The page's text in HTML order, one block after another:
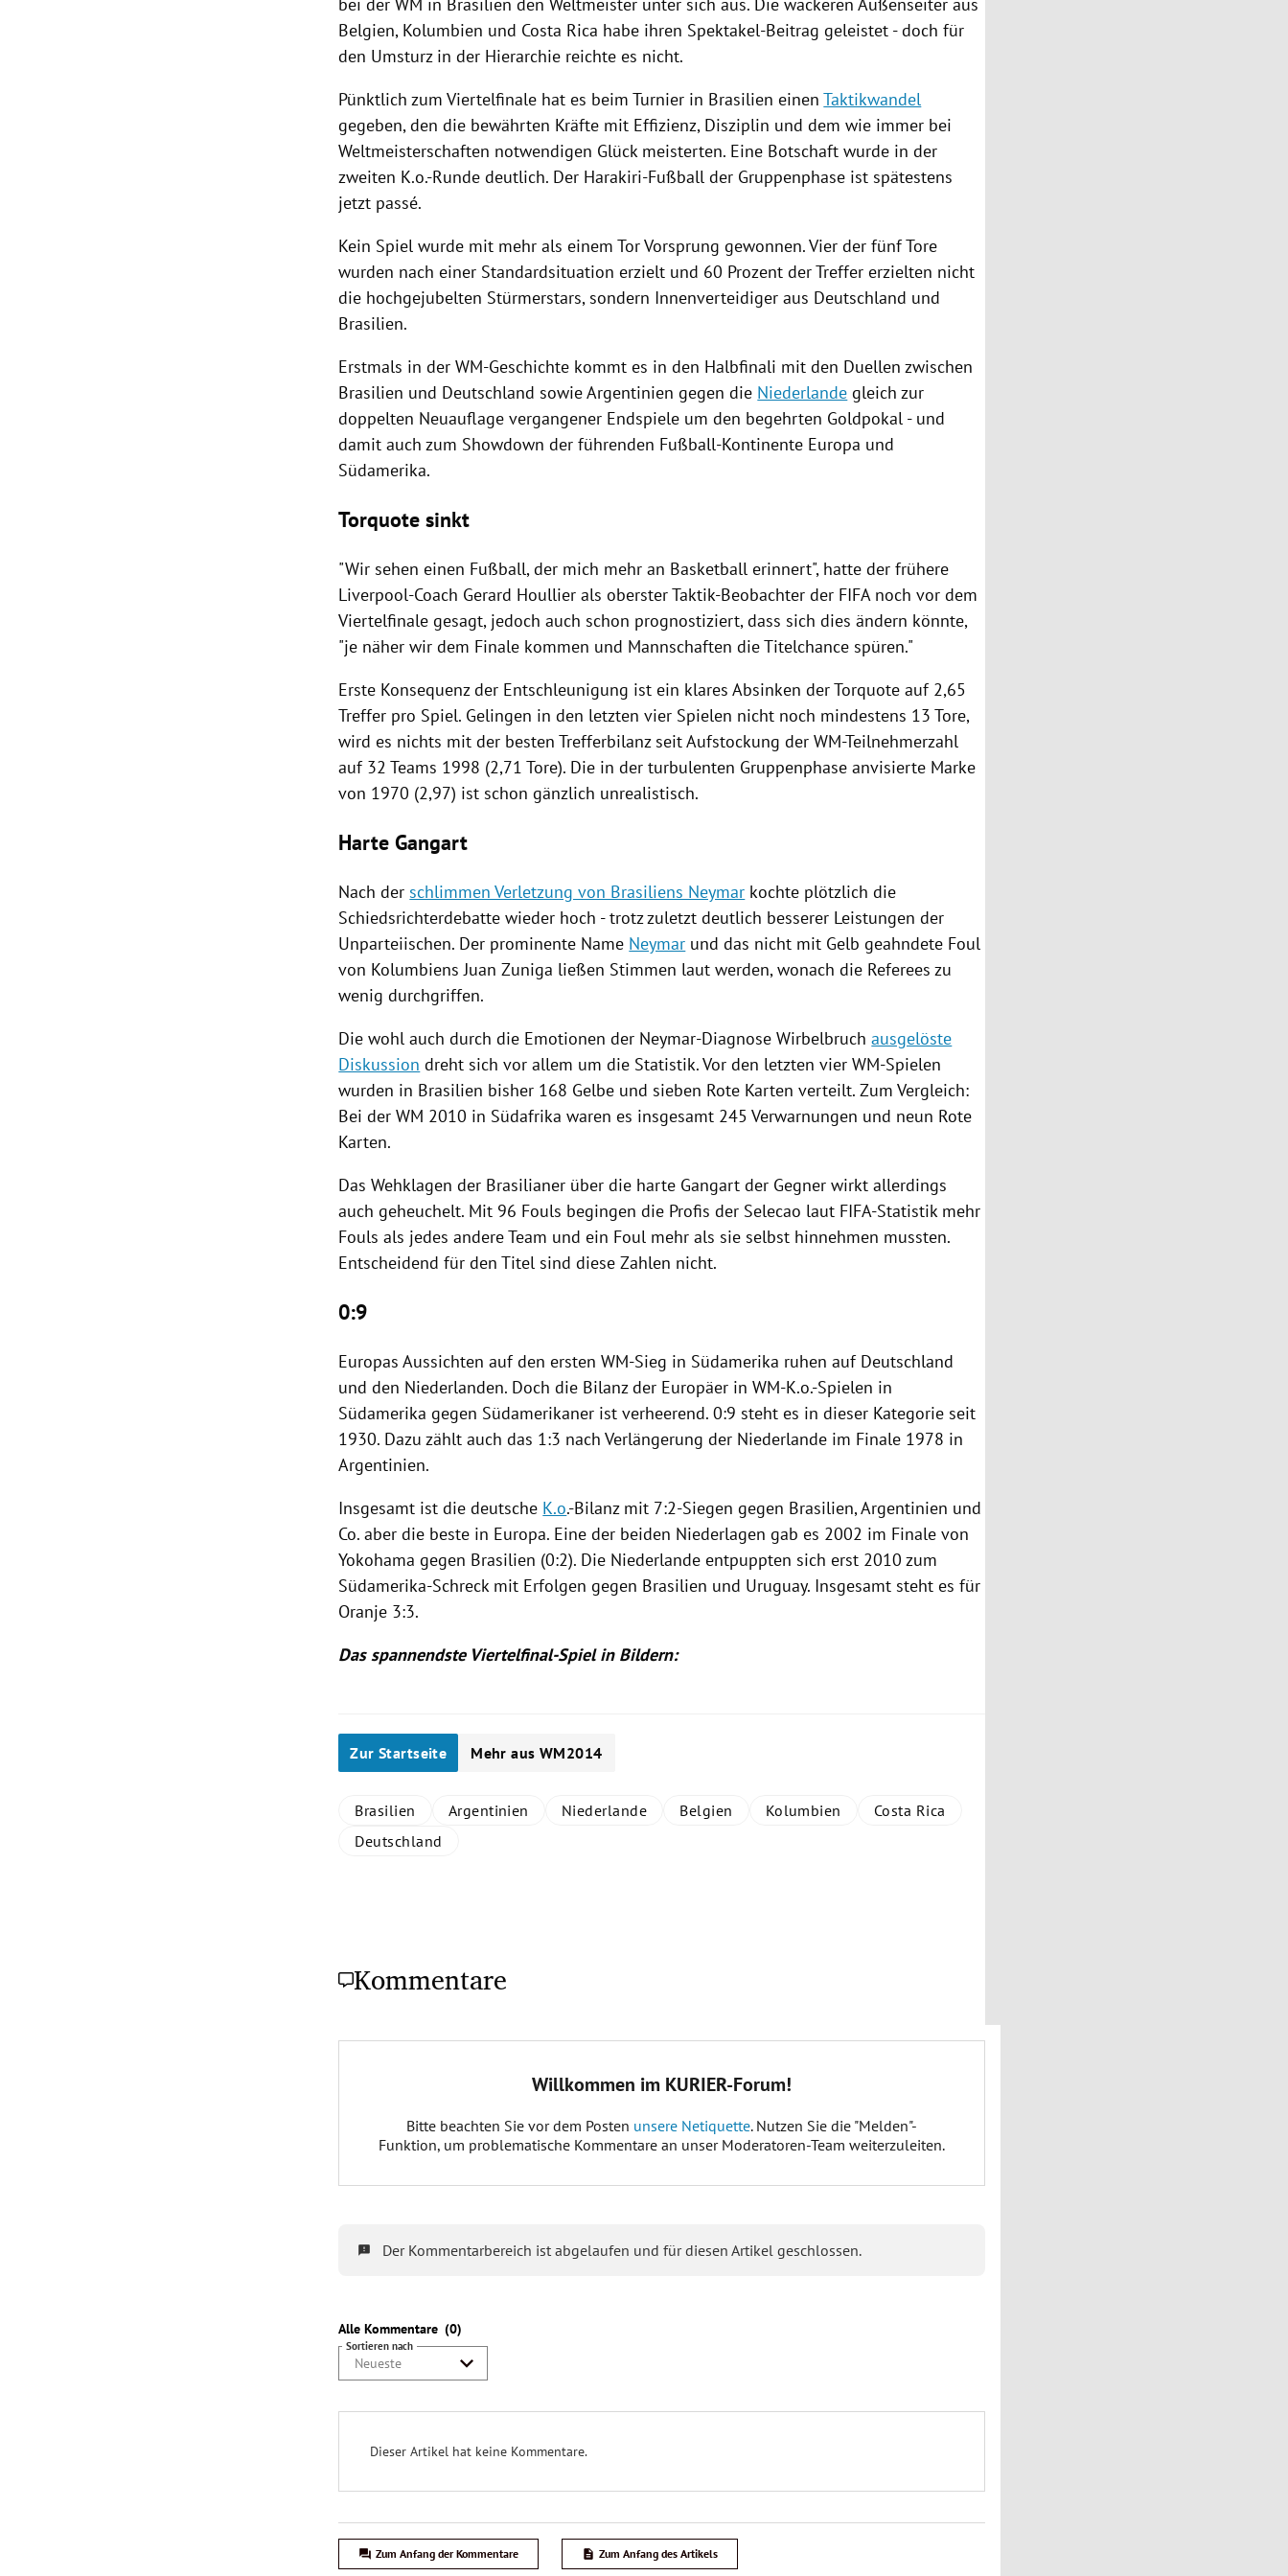
bei der WM in Brasilien den Weltmeister unter sich aus. Die wackeren Außenseiter aus
Belgien, Kolumbien und Costa Rica habe ihren Spektakel-Beitrag geleistet - doch für
den Umsturzin der Hierarchie reichte es nicht.
Pünktlich zum Viertelfinale hat es beim Turnier in Brasilien einenTaktikwandel
gegeben, den die bewährten Kräfte mit Effizienz, Disziplin und dem wie immer bei
Weltmeisterschaften notwendigen Glück meisterten. Eine Botschaft wurde in der
zweiten K.o.-Runde deutlich. Der Harakiri-Fußball der Gruppenphase ist spätestens
jetzt passé.
Kein Spiel wurde mit mehr als einem Tor Vorsprung gewonnen. Vier der fünf Tore
wurden nach einer Standardsituation erzielt und 60 Prozent der Treffer erzielten nicht
die hochgejubelten Stürmerstars, sondern Innenverteidiger aus Deutschland und
Brasilien.
Erstmals in der WM-Geschichte kommt es in den Halbfinali mit den Duellen zwischen
Brasilien und Deutschland sowieArgentinien gegen die Niederlande gleich zur
doppelten Neuauflage vergangener Endspiele um den begehrten Goldpokal - und
damit auch zum Showdown der führenden Fußball-Kontinente Europa und
Südamerika.
Torquote sinkt
"Wir sehen einen Fußball, der mich mehr an Basketball erinnert", hatte der frühere
Liverpool-Coach Gerard Houllier als oberster Taktik-Beobachter der FIFAnoch vor dem
Viertelfinale gesagt, jedoch auch schon prognostiziert, dass sich dies ändern könnte,
"je näher wir dem Finale kommen und Mannschaften die Titelchance spüren."
Erste Konsequenz der Entschleunigung ist ein klares Absinken der Torquote auf 2,65
Treffer pro Spiel. Gelingen in den letzten vier Spielen nicht noch mindestens 13 Tore,
wird es nichts mit der besten Trefferbilanz seit Aufstockung der WM-Teilnehmerzahl
auf 32 Teams 1998 (2,71 Tore). Die in der turbulenten Gruppenphase anvisierte Marke
von 1970 (2,97) ist schon gänzlich unrealistisch.
Harte Gangart
Nach derschlimmen Verletzung von Brasiliens Neymar kochte plötzlich die
Schiedsrichterdebatte wieder hoch - trotz zuletzt deutlich besserer Leistungen der
Unparteiischen. Der prominente Name Neymar und das nicht mit Gelb geahndete Foul
von Kolumbiens Juan Zuniga ließen Stimmen laut werden, wonach die Referees zu
wenig durchgriffen.
Die wohl auch durch die Emotionen der Neymar-Diagnose Wirbelbruchausgelöste
Diskussion dreht sich vor allem um die Statistik. Vor den letzten vier WM-Spielen
wurden in Brasilien bisher 168 Gelbe und sieben Rote Karten verteilt. Zum Vergleich:
Bei der WM 2010 in Südafrika waren es insgesamt 245 Verwarnungen und neun Rote
Karten.
Das Wehklagen der Brasilianer über die harte Gangart der Gegner wirkt allerdings
auch geheuchelt. Mit 96 Fouls begingen die Profis der Selecao laut FIFA-Statistik mehr
Fouls als jedes andere Team und ein Foul mehr als sie selbst hinnehmen mussten.
Entscheidend für den Titel sind diese Zahlen nicht.
0:9
Europas Aussichten auf den ersten WM-Sieg in Südamerika ruhen auf Deutschland
und den Niederlanden. Doch die Bilanz der Europäer in WM-K.o.-Spielen in
Südamerika gegen Südamerikaner ist verheerend. 0:9 steht es in dieser Kategorie seit
1930. Dazu zählt auch das 1:3 nach Verlängerung der Niederlande im Finale 1978 in
Argentinien.
Insgesamt ist die deutsche K.o.-Bilanz mit 7:2-Siegen gegen Brasilien,Argentinien und
Co. aber die beste in Europa. Eine der beiden Niederlagen gab es 2002 im Finale von
Yokohama gegen Brasilien (0:2). Die Niederlande entpuppten sich erst 2010 zum
Südamerika-Schreck mit Erfolgen gegen Brasilien und Uruguay. Insgesamt steht es für
Oranje 3:3.
Das spannendste Viertelfinal-Spiel in Bildern:
Zur Startseite Mehr aus WM2014
Brasilien Argentinien Niederlande Belgien Kolumbien
Costa Rica
Deutschland
Kommentare